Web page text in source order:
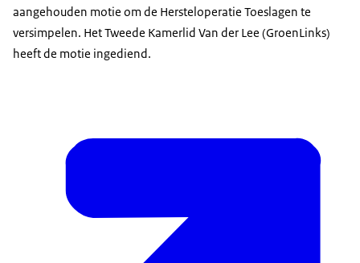
aangehouden motie om de Hersteloperatie Toeslagen te
versimpelen. Het Tweede Kamerlid Van der Lee (GroenLinks)
heeft de motie ingediend.